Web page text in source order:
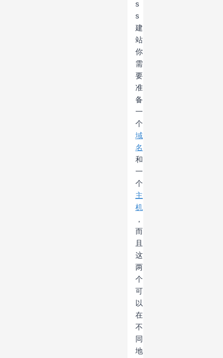
s
s
建
站
你
需
要
准
备
一
个
域
名
和
一
个
主
机
，
而
且
这
两
个
可
以
在
不
同
地